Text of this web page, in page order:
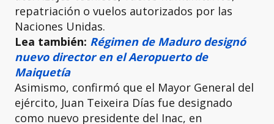
repatriación o vuelos autorizados por las
Naciones Unidas.
Lea también: Régimen de Maduro designó
nuevo director en el Aeropuerto de
Maiquetía
Asimismo, confirmó que el Mayor General del
ejército, Juan Teixeira Días fue designado
como nuevo presidente del Inac, en